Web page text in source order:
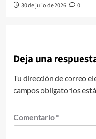
30 de julio de 2026 0
Deja una
Tu dirección de correo
campos obligatorios
Comentario *